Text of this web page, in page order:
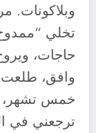
وبلاكونات.
تخلي
حاجات،
وافق، طلعت
خمس تشهر،
ترجعني في